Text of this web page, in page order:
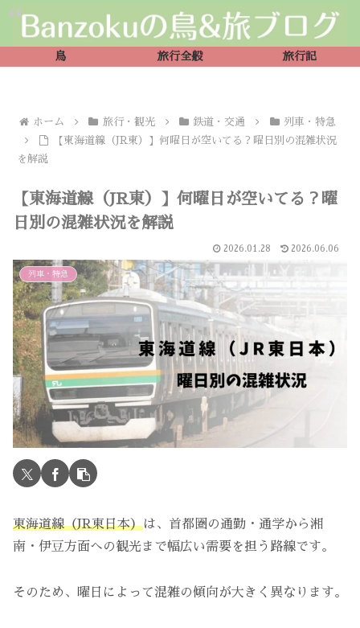
鳥 旅行全般 旅行記
ホーム 旅行・観光 鉄道・交通
列車・特急
【東海道線（JR東）】何曜日が空いてる？曜日別の混雑状況
を解説
【東海道線（JR東）】何曜日が空いてる？曜
日別の混雑状況を解説
2026.01.28 2026.06.06
列車・特急
東海道線（JR東日本）は、首都圏の通勤・通学から湘
南・伊豆方面への観光まで幅広い需要を担う路線です。
そのため、曜日によって混雑の傾向が大きく異なります。